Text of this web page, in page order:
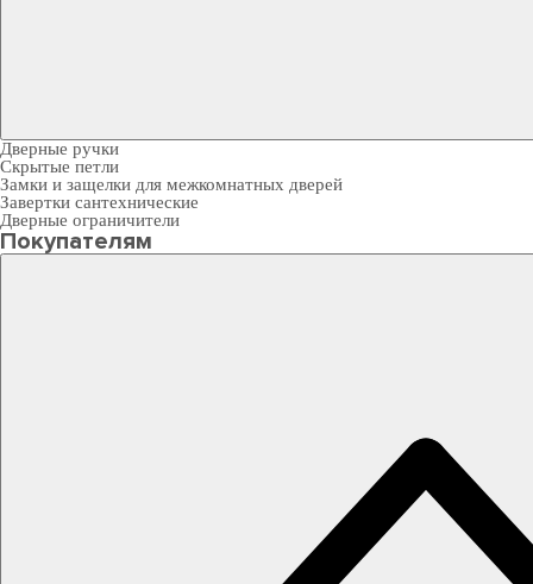
Дверные ручки
Скрытые петли
Замки и защелки для межкомнатных дверей
Завертки сантехнические
Дверные ограничители
Покупателям